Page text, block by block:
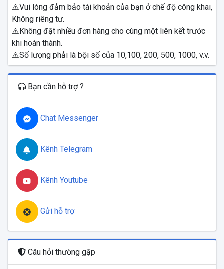
⚠️Vui lòng đảm bảo tài khoản của bạn ở chế độ công khai,
Không riêng tư.
⚠️Không đặt nhiều đơn hàng cho cùng một liên kết trước
khi hoàn thành.
⚠️Số lượng phải là bội số của 10,100, 200, 500, 1000, v.v.
Bạn cần hỗ trợ ?
Chat Messenger
Kênh Telegram
Kênh Youtube
Gửi hỗ trợ
Câu hỏi thường gặp